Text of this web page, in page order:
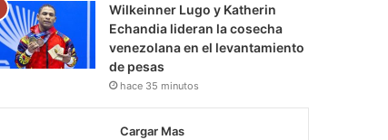
Wilkeinner Lugo y Katherin
Echandia lideran la cosecha
venezolana en el levantamiento
de pesas
hace 35 minutos
Cargar Mas